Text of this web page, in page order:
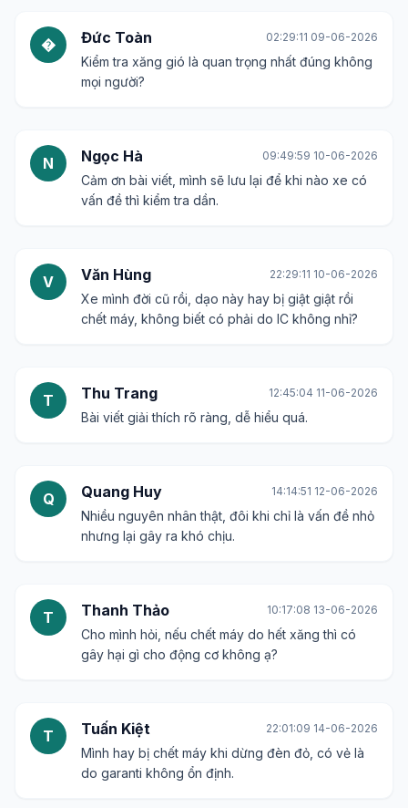
� Đức Toàn 02:29:11 09-06-2026
Kiểm tra xăng gió là quan trọng nhất đúng không
mọi người?
N Ngọc Hà 09:49:59 10-06-2026
Cảm ơn bài viết, mình sẽ lưu lại để khi nào xe có
vấn đề thì kiểm tra dần.
V Văn Hùng 22:29:11 10-06-2026
Xe mình đời cũ rồi, dạo này hay bị giật giật rồi
chết máy, không biết có phải do IC không nhỉ?
T Thu Trang 12:45:04 11-06-2026
Bài viết giải thích rõ ràng, dễ hiểu quá.
Q Quang Huy 14:14:51 12-06-2026
Nhiều nguyên nhân thật, đôi khi chỉ là vấn đề nhỏ
nhưng lại gây ra khó chịu.
T Thanh Thảo 10:17:08 13-06-2026
Cho mình hỏi, nếu chết máy do hết xăng thì có
gây hại gì cho động cơ không ạ?
T Tuấn Kiệt 22:01:09 14-06-2026
Mình hay bị chết máy khi dừng đèn đỏ, có vẻ là
do garanti không ổn định.